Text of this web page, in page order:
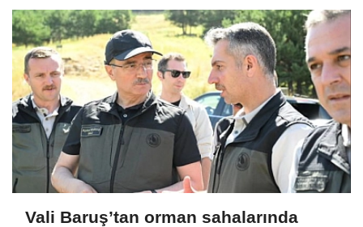
Vali Baruş’tan orman sahalarında